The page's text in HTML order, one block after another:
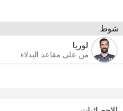
شوط
لوريا
من على مقاعد البدلاء